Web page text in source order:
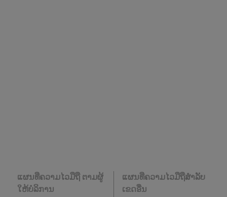
ແຜນທີ່ຄວາມໄວມືຖື ຕາມຜູ້
ໃຫ້ບໍລິການ
ແຜນທີ່ຄວາມໄວມືຖືສໍາລັບ
ເຂດອື່ນ